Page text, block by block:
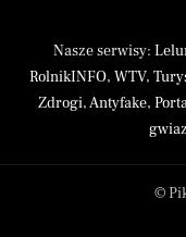
Nasze serwisy:
RolnikINFO, WTV,
Zdrogi,Antyfake,
©